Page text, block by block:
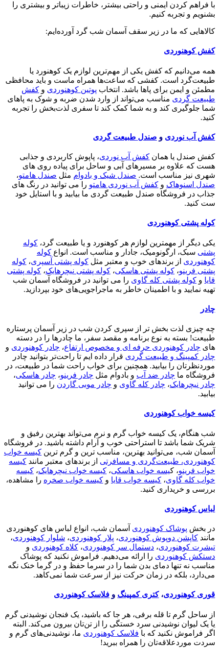
با فراهم کردن ایمنی و راحتی بیشتر، خاطرات زیباتر و بیشتری را
بشنویم و تجربه کنیم.
کالاهایی که ما در زیر سقف آسمان شب گرد آورده‌ایم:
کفش کوهنوردی
همه می‌دانیم که کفش یکی از مهم‌ترین لوازم یک کوهنورد یا
طبیعت‌گرد است. کفشی که ساعت‌ها همراه ماست و باید محافظی
مطمئن و ایمن برای پاها باشد. انتخاب پوتین کوهنوردی و کفش
طبیعت گردی مناسب می‌تواند از وارد شدن ضربه و شوک به پاهای
شما جلوگیری کند و به شما کمک کند تا سفری لذت‌بخش را تجربه
کنید.
کفش آب نوردی و صندل طبیعت گردی
کفش صندل یا همان کفش آب نوردی، پاپوش کاربردی و جذابی
هست که علاوه بر مسیرهای آبی و ساحل برای پیاده روی های
شهری نیز مناسب است. صندل شیک و بادوام مثل صندل هامتو،
صندل اسنوهاک و کفش آب نوردی هامتو را می توانید در رنگ های
جذاب در فروشگاه صندل طبیعت گردی ما بیابید و با استایل خود
ست کنید.
کوله پشتی کوهنوردی
یکی دیگر از مهمترین لوازم هر کوهنورد و یا طبیعت گرد، کوله
پشتی سبک، ارگونومیک، جادار و مناسب است. انواع کوله
کوهنوردی از برندهای خوب و معتبر مثل کوله پشتی آسپری، کوله
پشتی فرینو، کوله پشتی هاسکی، کوله پشتی نیچرهایک، کوله پشتی
قایا و کوله پشتی کله گاوی را می توانید در فروشگاه آسمان شب
تهیه نمایید و با اطمینان خاطر به ماجراجویی‌های خود بپردازید.
چادر
چه چیزی لذت بخش تر از سپری کردن شب در زیر آسمان پرستاره
طبیعت! بسته به نوع برنامه و مقصد سفر، ما چادرها را در دسته
های چادر کوهنوردی حرفه ای و مخصوص ارتفاع، چادر کوهنوردی و
چادر کمپینگ و طبیعت گردی قرار داده ایم تا راحت‌تر بتوانید چادر
موردنظرتان را بیابید. همچنین برای خواب راحت شما در طبیعت، در
فروشگاه ما چادر ضد آب و بادوام مثل چادر فرینو، چادر هاسکی،
چادر نیچرهایک، چادر کله گاوی و چادر موبی گاردن را می توانید
بیابید.
کیسه خواب کوهنوردی
شب هنگام، یک کیسه خواب گرم و نرم می‌تواند بهترین رفیق و
شریک شما باشد تا استراحتی خوب و آرام داشته باشید. در فروشگاه
آسمان شب، می‌توانید بهترین، مناسب ترین و گرم ترین کیسه خواب
کوهنوردی، طبیعت‌گردی و مسافرتی از برندهای معتبر مانند کیسه
خواب فرینو، کیسه خواب هاسکی، کیسه خواب نیچرهایک، کیسه
خواب کله گاوی، کیسه خواب قایا و کیسه خواب صخره را مشاهده،
بررسی و خریداری کنید.
لباس کوهنوردی
در بخش پوشاک کوهنوردی آسمان شب، انواع لباس های کوهنوردی
مانند کاپشن دوپوش کوهنوردی، پلار کوهنوردی، شلوار کوهنوردی،
تیشرت کوهنوردی، دستمال سر کوهنوردی، کلاه کوهنوردی و
دستکش کوهنوردی را ارائه می‌دهیم. فراموش نکنید که پوشاک
مناسب نه تنها دمای بدن شما را در سرما حفظ و در گرما خنک نگه
می‌دارد، بلکه در زمان حرکت نیز از سرعت شما نمی‌کاهد.
قوری کوهنوردی، کتری کمپینگ و فلاسک کوهنوردی
از ساحل گرم تا قله برفی، هر جا که باشید، یک فنجان نوشیدنی گرم
یا یک لیوان نوشیدنی سرد خستگی را از تن‌تان بیرون می‌کند. البته
اگر فراموش نکنید که با فلاسک کوهنوردی ما، نوشیدنی‌های گرم و
سردت موردعلاقه‌تان را همراه ببرید!